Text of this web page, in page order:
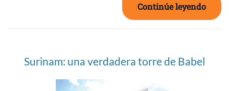
Continúe leyendo
Surinam: una verdadera torre de Babel